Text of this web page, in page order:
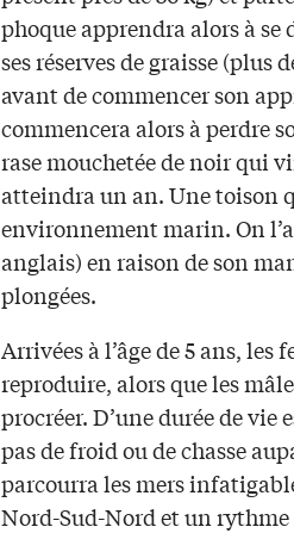
phoque apprendra alors à
ses réserves de graisse (plus
avant de commencer son
commencera alors à perdre
rase mouchetée de noir qui
atteindra un an. Une toison
environnement marin. On
anglais) en raison de son
plongées.
Arrivées à l’âge de 5 ans,
reproduire, alors que les
procréer. D’une durée de
pas de froid ou de chasse
parcourra les mers
Nord-Sud-Nord et un